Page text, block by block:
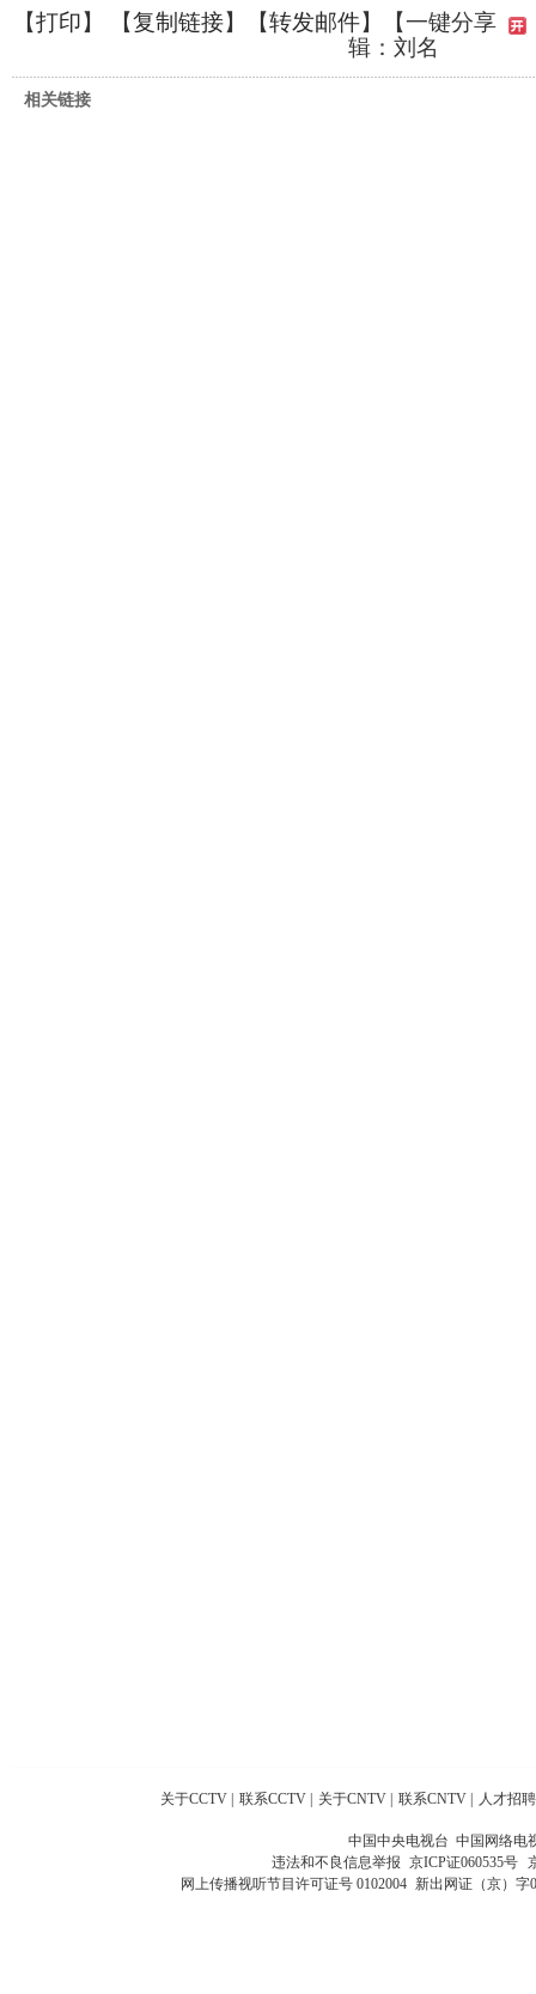
【打印】 【复制链接】【转发邮件】
【一键分享
辑：刘名
相关链接
关于CCTV 联系CCTV 关于CNTV 联系CNTV 人才招聘
中国中央电视台 中国网络电
违法和不良信息举报 京ICP证060535号
网上传播视听节目许可证号 0102004 新出网证（京）